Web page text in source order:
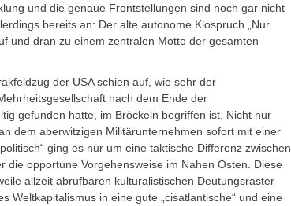
und die genaue Frontstellungen sind noch gar nicht
bereits an: Der alte autonome Klospruch „Nur
und dran zu einem zentralen Motto der gesamten
der USA schien auf, wie sehr der
nach dem Ende der
gefunden hatte, im Bröckeln begriffen ist. Nicht nur
dem aberwitzigen Militärunternehmen sofort mit einer
ging es nur um eine taktische Differenz zwischen
die opportune Vorgehensweise im Nahen Osten. Diese
allzeit abrufbaren kulturalistischen Deutungsraster
Weltkapitalismus in eine gute „cisatlantische“ und eine